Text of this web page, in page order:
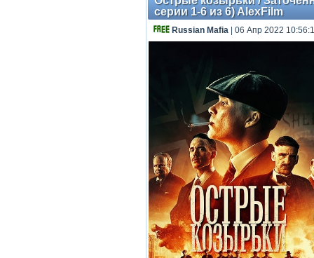
серии 1-6 из 6) AlexFilm
Russian Mafia | 06 Апр 2022